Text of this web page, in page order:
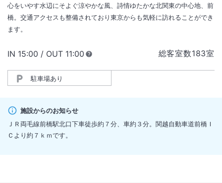
心をいやす水辺にそよぐ涼やかな風、詩情ゆたかな北関東の中心地、前
橋。交通アクセスも整備されており東京からも気軽に訪れることができ
ます。
総客室数183室
IN チェックイン
15:00 / OUT チェックアウト
11:00
駐車場あり
施設からのお知らせ
ＪＲ両毛線前橋駅北口下車徒歩約７分、車約３分。関越自動車道前橋Ｉ
Ｃより約７ｋｍです。